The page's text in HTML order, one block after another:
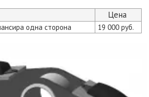
Цена
одна сторона 19 000 руб.